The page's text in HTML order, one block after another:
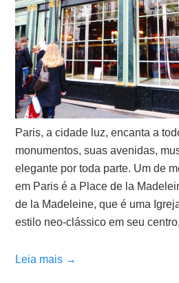
Paris, a cidade luz, encanta a
monumentos, suas avenidas,
elegante por toda parte. Um de
em Paris é a Place de la
de la Madeleine, que é uma
estilo neo-clássico em seu
Leia mais →